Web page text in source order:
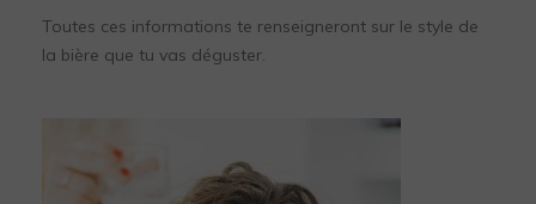
Toutes ces informations te renseigneront sur le style de
la bière que tu vas déguster.